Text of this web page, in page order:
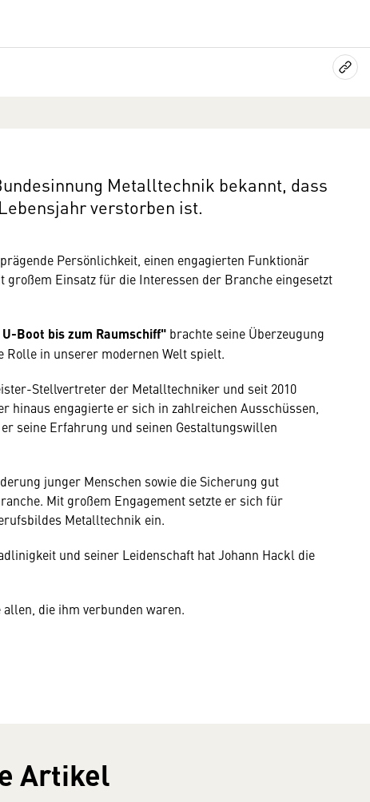
Metalltechnik bekannt, dass
verstorben ist.
Persönlichkeit, einen engagierten Funktionär
Einsatz für die Interessen der Branche eingesetzt
Boot bis zum Raumschiff" brachte seine Überzeugung
in unserer modernen Welt spielt.
Stellvertreter der Metalltechniker und seit 2010
engagierte er sich in zahlreichen Ausschüssen,
seine Erfahrung und seinen Gestaltungswillen
junger Menschen sowie die Sicherung gut
Mit großem Engagement setzte er sich für
Metalltechnik ein.
und seiner Leidenschaft hat Johann Hackl die
die ihm verbunden waren.
Artikel